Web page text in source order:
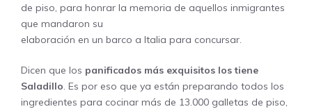
de piso, para honrar la memoria de aquellos inmigrantes
que mandaron su
elaboración en un barco a Italia para concursar.
Dicen que los panificados más exquisitos los tiene
Saladillo. Es por eso que ya están preparando todos los
ingredientes para cocinar más de 13.000 galletas de piso,